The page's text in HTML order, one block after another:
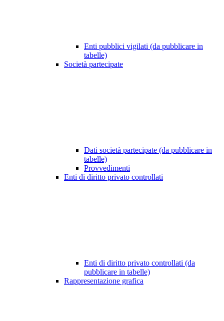
Enti pubblici vigilati (da pubblicare in
tabelle)
Società partecipate
Dati società partecipate (da pubblicare in
tabelle)
Provvedimenti
Enti di diritto privato controllati
Enti di diritto privato controllati (da
pubblicare in tabelle)
Rappresentazione grafica